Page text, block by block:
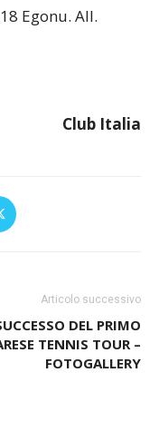
Orro, 10 De
13 Melli, 14
Egonu. All.
Articolo successivo